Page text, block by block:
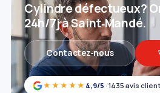
★★★★★ 4,9/5 · 1435 avis
Cylindre défectueux?
24h/7j à Saint‑Mandé.
Contactez‑nous